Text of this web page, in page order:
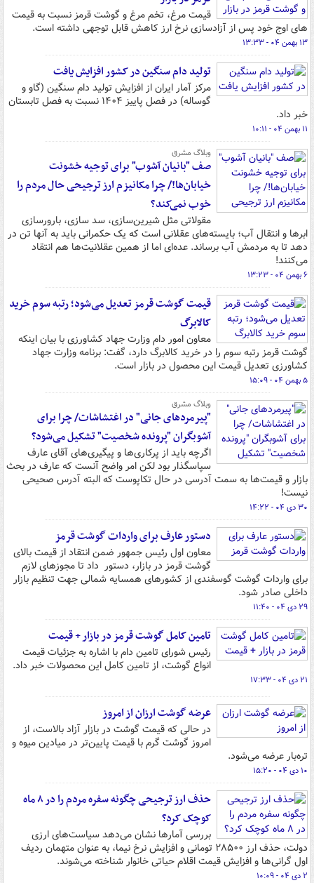
قیمت مرغ، تخم مرغ و گوشت قرمز نسبت به قیمت
های اوج خود پس از آزادسازی نرخ ارز کاهش قابل توجهی داشته است.
۱۳ بهمن ۰۴ - ۱۳:۳۳
تولید دام سنگین در کشور افزایش یافت
مرکز آمار ایران از افزایش تولید دام سنگین (گاو و
گوساله) در فصل پاییز ۱۴۰۴ نسبت به فصل تابستان
خبر داد.
۱۱ بهمن ۰۴ - ۱۰:۱۱
وبلاگ مشرق
صف "بانیان آشوب" برای توجیه خشونت
خیابان‌ها!/ چرا مکانیزم ارز ترجیحی حال مردم را
خوب نمی‌کند؟
مقولاتی مثل شیرین‌سازی، سد سازی، بارورسازی
ابرها و انتقال آب؛ بایسته‌های عقلانی است که یک حکمرانی باید به آنها تن در
دهد تا به مردمش آب برساند. عده‌ای اما از همین عقلانیت‌ها هم انتقاد
می‌کنند!
۶ بهمن ۰۴ - ۱۳:۲۳
قیمت گوشت قرمز تعدیل می‌شود؛ رتبه سوم خرید
کالابرگ
معاون امور دام وزارت جهاد کشاورزی با بیان اینکه
گوشت قرمز رتبه سوم را در خرید کالابرگ دارد، گفت: برنامه وزارت جهاد
کشاورزی تعدیل قیمت این محصول در بازار است.
۵ بهمن ۰۴ - ۱۵:۰۹
وبلاگ مشرق
"پیرمردهای جانی" در اغتشاشات/ چرا برای
آشوبگران "پرونده شخصیت" تشکیل می‌شود؟
اگرچه باید از پرکاری‌ها و پیگیری‌های آقای عارف
سپاسگذار بود لکن امر واضح آنست که عارف در بحث
بازار و قیمت‌ها به سمت آدرسی در حال تکاپوست که البته آدرس صحیحی
نیست!
۳۰ دی ۰۴ - ۱۴:۲۲
دستور عارف برای واردات گوشت قرمز
معاون اول رئیس جمهور ضمن انتقاد از قیمت بالای
گوشت قرمز در بازار، دستور داد تا مجوزهای لازم
برای واردات گوشت گوسفندی از کشورهای همسایه شمالی جهت تنظیم بازار
داخلی صادر شود.
۲۹ دی ۰۴ - ۱۱:۴۰
تامین کامل گوشت قرمز در بازار + قیمت
رئیس شورای تامین دام با اشاره به جزئیات قیمت
انواع گوشت، از تامین کامل این محصولات خبر داد.
۲۱ دی ۰۴ - ۱۷:۳۳
عرضه گوشت ارزان‌ از امروز
در حالی که قیمت گوشت در بازار آزاد بالاست، از
امروز گوشت گرم با قیمت پایین‌تر در میادین میوه و
تره‌بار عرضه می‌شود.
۱۰ دی ۰۴ - ۱۵:۲۰
حذف ارز ترجیحی چگونه سفره مردم را در ۸ ماه
کوچک کرد؟
بررسی آمارها نشان می‌دهد سیاست‌های ارزی
دولت، حذف ارز ۲۸۵۰۰ تومانی و افزایش نرخ نیما، به عنوان متهمان ردیف
اول گرانی‌ها و افزایش قیمت اقلام حیاتی خانوار شناخته می‌شوند.
۲ دی ۰۴ - ۱۰:۰۹